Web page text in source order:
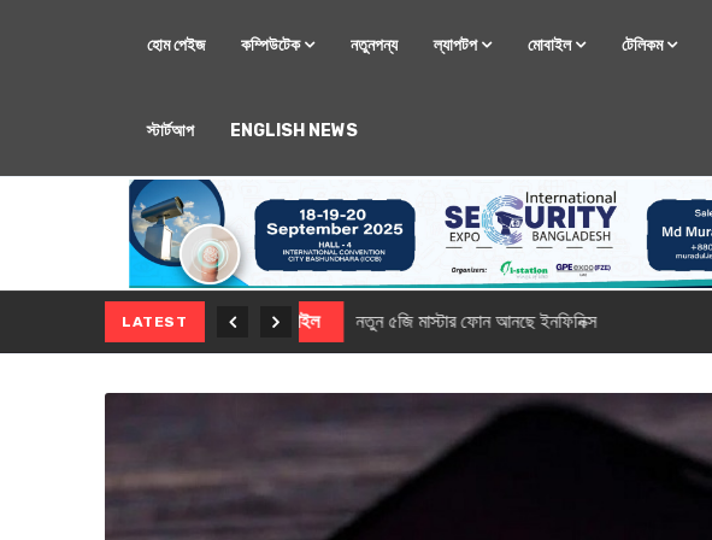
হোম পেইজ কম্পিউটেক নতুনপন্য ল্যাপটপ মোবাইল টেলিকম
স্টার্টআপ ENGLISH NEWS
LATEST মোবাইল নতুন সি-সিরিজ স্মার্টফোন নিয়ে আসছে রিয়েলমি